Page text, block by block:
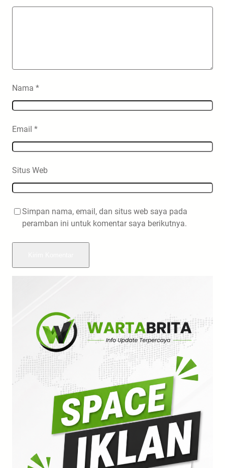
Nama *
Email *
Situs Web
Simpan nama, email, dan situs web saya pada
peramban ini untuk komentar saya berikutnya.